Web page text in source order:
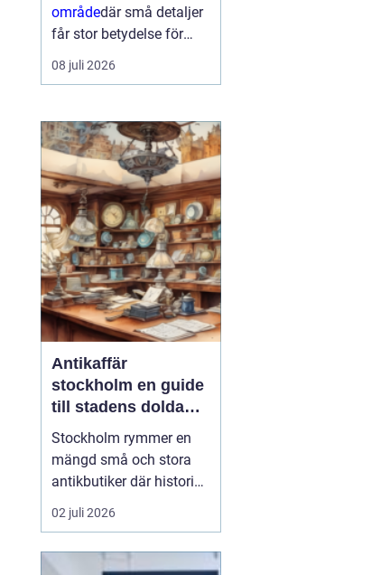
områdedär små detaljer
får stor betydelse för
helheten. När
komponenter blir mindre,
08 juli 2026
Antikaffär
stockholm en guide
till stadens dolda
skatter
Stockholm rymmer en
mängd små och stora
antikbutiker där historia,
hantverk och personlig
stil möts. För många
Antikaffär Stockholm
02 juli 2026